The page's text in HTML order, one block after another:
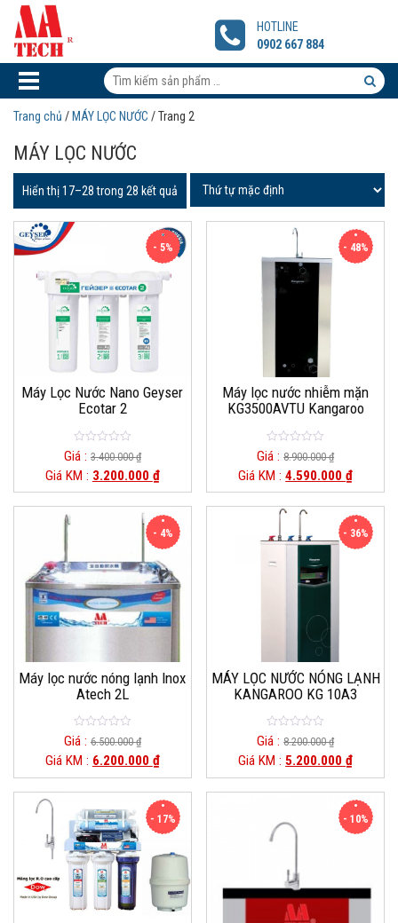
Máy
Lọc
Nước
Nano
Geyser
Ecotar
2
HOTLINE
0902 667 884
Tìm
phẩm:
phẩm
Trang chủ / MÁY LỌC NƯỚC / Trang 2
MÁY LỌC NƯỚC
Hiển thị 17–28 trong 28 kết quả
- 5%
Máy Lọc Nước Nano Geyser
Ecotar 2
0
o
u
t
o
f
Giá : 3.400.000₫
Giá KM : 3.200.000 ₫
- 48%
Máy lọc nước nhiễm mặn
KG3500AVTU Kangaroo
0
o
u
t
o
f
Giá :8.900.000₫
Giá KM :4.590.000₫
- 4%
Máy lọc nước nóng lạnh Inox
Atech 2L
0
o
u
o
f
Giá : 6.500.000₫
Giá KM : 6.200.000 ₫
- 36%
MÁY LỌC NƯỚC NÓNG LẠNH
KANGAROO KG 10A3
0
o
u
o
f
Giá :8.200.000₫
Giá KM :5.200.000₫
- 17% - 10%